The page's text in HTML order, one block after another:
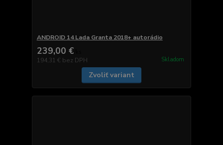
ANDROID 14 Lada Granta 2018+ autorádio
239,00 €
194,31 € bez DPH Skladom
Zvoliť variant